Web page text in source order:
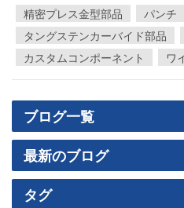
ことは、金型の性能、耐用年数、
性に影響を与える戦略的な投資
数あり、 以下に、情報に基づい
主要な基準を概説します。金型部
さい誤解や遅延を避けるため、ま
ましょう。以下の質問をしてくだ
品（ロボット金型用パンチなど）
必要ですか、それとも標準的な精
さ、成形性について文書化してく
ような材料が必要ですか？オプシ
（ASP23、SKH51（または国内
精密プレス金型部品
パンチ
タングステンカーバイド部品
カスタムコンポーネント
ワ
ブログ一覧
最新のブログ
タグ